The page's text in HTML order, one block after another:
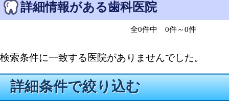
詳細情報がある歯科医院
全0件中 0件～0件
検索条件に一致する医院がありませんでした。
詳細条件で絞り込む